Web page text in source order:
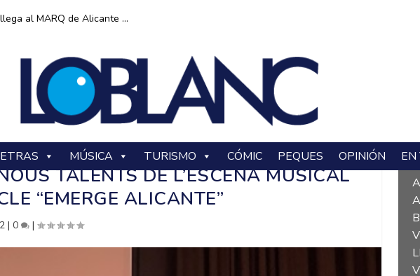
al MARQ de Alicante ...
MÚSICA TURISMO CÓMIC PEQUES OPINIÓN EN
TALENTS DE L’ESCENA MUSICAL
“EMERGE ALICANTE”
|0 |